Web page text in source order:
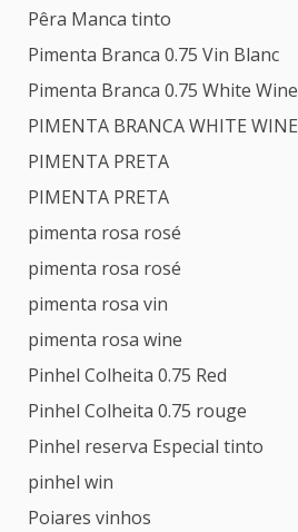
Pêra Manca tinto
Pimenta Branca 0.75 Vin Blanc
Pimenta Branca 0.75 White Wine
PIMENTA BRANCA WHITE WINE
PIMENTA PRETA
PIMENTA PRETA
pimenta rosa rosé
pimenta rosa rosé
pimenta rosa vin
pimenta rosa wine
Pinhel Colheita 0.75 Red
Pinhel Colheita 0.75 rouge
Pinhel reserva Especial tinto
pinhel win
Poiares vinhos